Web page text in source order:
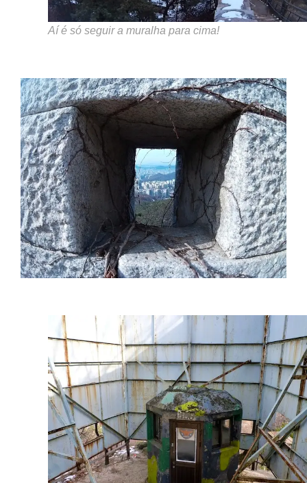
Aí é só seguir a muralha para cima!